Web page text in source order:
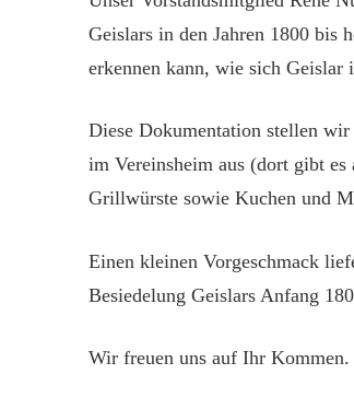
Geislars in den Jahren 1800 bis
erkennen kann, wie sich Geislar
Diese Dokumentation stellen wir
im Vereinsheim aus (dort gibt
Grillwürste sowie Kuchen und
Einen kleinen Vorgeschmack
Besiedelung Geislars Anfang
Wir freuen uns auf Ihr Kommen.